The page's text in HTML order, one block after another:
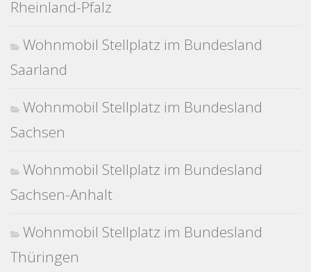
Rheinland-Pfalz
Wohnmobil Stellplatz im Bundesland
Saarland
Wohnmobil Stellplatz im Bundesland
Sachsen
Wohnmobil Stellplatz im Bundesland
Sachsen-Anhalt
Wohnmobil Stellplatz im Bundesland
Thüringen